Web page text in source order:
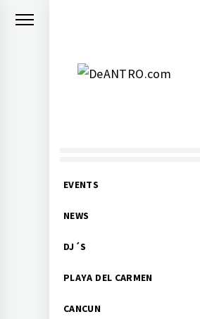
Primary
EVENTS
NEWS
DJ´S
PLAYA DEL CARMEN
CANCUN